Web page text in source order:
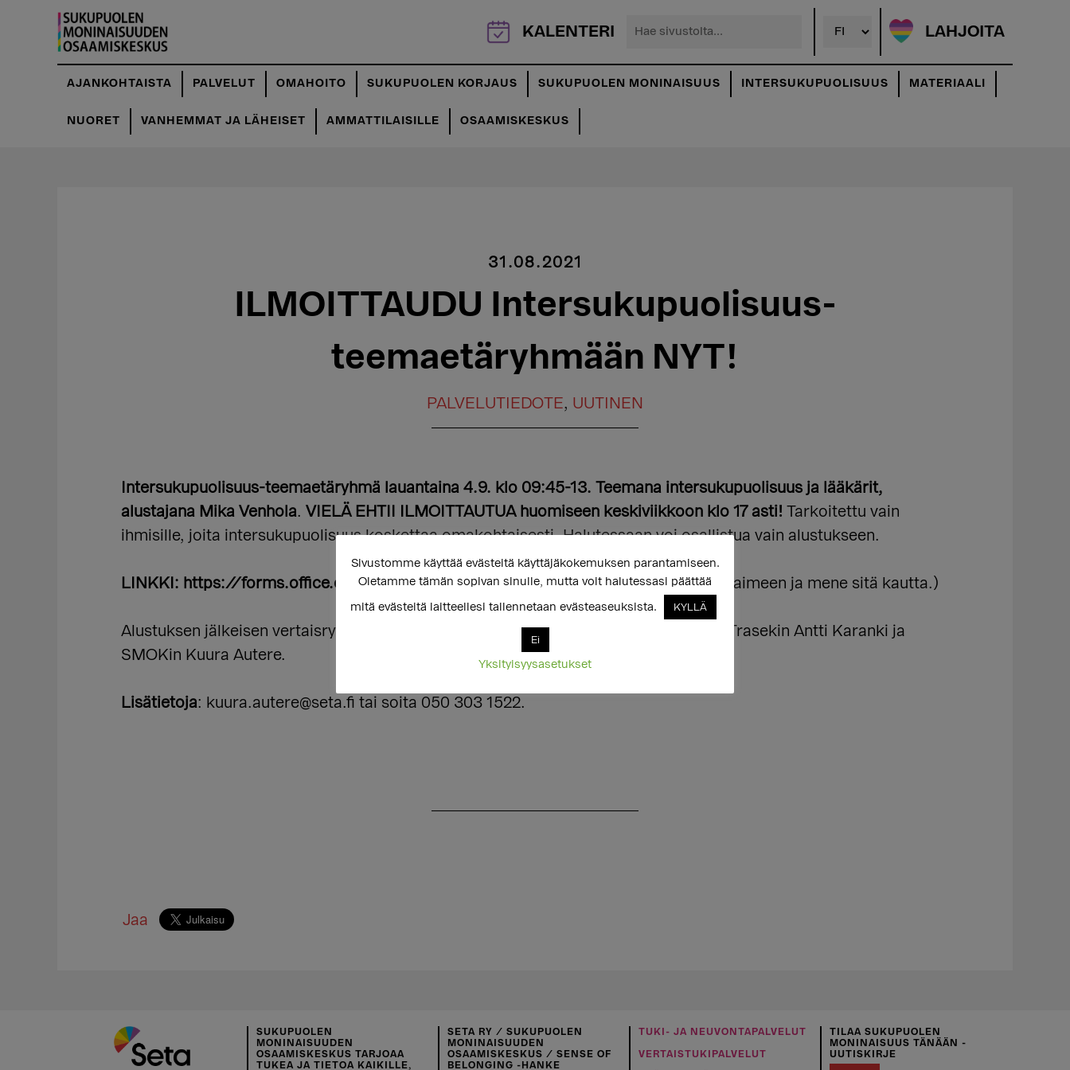
pääsisältöön
LAHJOITA
Hae
KALENTERI
AJANKOHTAISTA PALVELUT OMAHOITO SUKUPUOLEN KORJAUS SUKUPUOLEN MONINAISUUS INTERSUKUPUOLISUUS MATERIAALI
NUORET VANHEMMAT JA LÄHEISET AMMATTILAISILLE OSAAMISKESKUS
31.08.2021
ILMOITTAUDU Intersukupuolisuus-
teemaetäryhmään NYT!
PALVELUTIEDOTE, UUTINEN
Intersukupuolisuus-teemaetäryhmä lauantaina 4.9. klo 09:45-13. Teemana intersukupuolisuus ja lääkärit,
alustajana Mika Venhola. VIELÄ EHTII ILMOITTAUTUA huomiseen keskiviikkoon klo 17 asti! Tarkoitettu vain
ihmisille, joita intersukupuolisuus koskettaa omakohtaisesti. Halutessaan voi osallistua vain alustukseen.
LINKKI: https://forms.office.com/r/brYwVj3nu5(Jos linkki ei aukene, kopioi se selaimeen ja mene sitä kautta.)
Alustuksen jälkeisen vertaisryhmän vastuuohjaajana Kati Jelekäinen, mukana myös Trasekin Antti Karanki ja
SMOKin Kuura Autere.
Lisätietoja: kuura.autere@seta.fi tai soita 050 303 1522.
Jaa
SUKUPUOLEN
MONINAISUUDEN
OSAAMISKESKUS TARJOAA
TUKEA JA TIETOA KAIKILLE,
SETA RY / SUKUPUOLEN
MONINAISUUDEN
OSAAMISKESKUS / SENSE OF
BELONGING -HANKE
TUKI- JA NEUVONTAPALVELUT
VERTAISTUKIPALVELUT
TILAA SUKUPUOLEN
MONINAISUUS TÄNÄÄN -
UUTISKIRJE
Sivustomme käyttää evästeitä käyttäjäkokemuksen parantamiseen.
Oletamme tämän sopivan sinulle, mutta voit halutessasi päättää
mitä evästeitä laitteellesi tallennetaan evästeaseuksista. KYLLÄ
Ei
Yksityisyysasetukset